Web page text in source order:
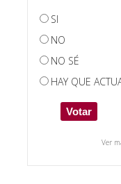
SI
NO
NO SÉ
HAY QUE
Ver